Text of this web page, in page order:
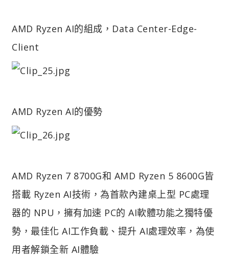
AMD Ryzen AI的組成，Data Center-Edge-
Client
AMD Ryzen AI的優勢
AMD Ryzen 7 8700G和 AMD Ryzen 5 8600G皆
搭載 Ryzen AI技術，為首款內建桌上型 PC處理
器的 NPU，擁有加速 PC的 AI軟體功能之獨特優
勢，最佳化 AI工作負載、提升 AI處理效率，為使
用者解鎖全新 AI體驗